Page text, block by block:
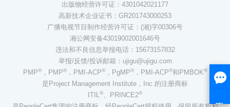
出版物经营许可证：4301042021177
高新技术企业证书：GR201743000253
广播电视节目制作经营许可证：(湘)字00306号
湘公网安备43019002001646号
违法和不良信息举报电话：15673157832
举报/反馈/投诉邮箱：ujigu@ujigu.com
PMP®，PMP®，PMI-ACP®，PgMP®，PMI-ACP®和PMBOK®
是Project Management Institute，Inc.的注册商标
ITIL®、PRINCE2®